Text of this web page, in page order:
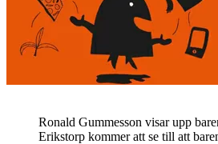
Ronald Gummesson visar upp
Erikstorp kommer att se till att